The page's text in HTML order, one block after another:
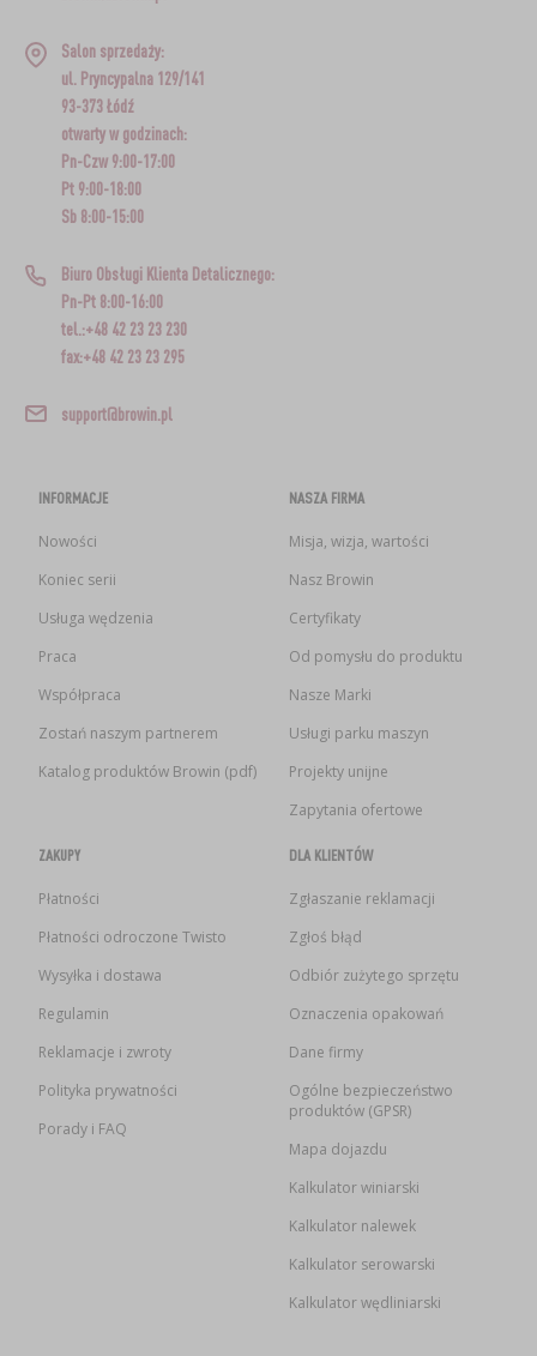
Salon sprzedaży:
ul. Pryncypalna 129/141
93-373 Łódź
otwarty w godzinach:
Pn-Czw 9:00-17:00
Pt 9:00-18:00
Sb 8:00-15:00
Biuro Obsługi Klienta Detalicznego:
Pn-Pt 8:00-16:00
tel.:+48 42 23 23 230
fax:+48 42 23 23 295
support@browin.pl
INFORMACJE
Nowości
Koniec serii
Usługa wędzenia
Praca
Współpraca
Zostań naszym partnerem
Katalog produktów Browin (pdf)
NASZA FIRMA
Misja, wizja, wartości
Nasz Browin
Certyfikaty
Od pomysłu do produktu
Nasze Marki
Usługi parku maszyn
Projekty unijne
Zapytania ofertowe
ZAKUPY
Płatności
Płatności odroczone Twisto
Wysyłka i dostawa
Regulamin
Reklamacje i zwroty
Polityka prywatności
Porady i FAQ
DLA KLIENTÓW
Zgłaszanie reklamacji
Zgłoś błąd
Odbiór zużytego sprzętu
Oznaczenia opakowań
Dane firmy
Ogólne bezpieczeństwo
produktów (GPSR)
Mapa dojazdu
Kalkulator winiarski
Kalkulator nalewek
Kalkulator serowarski
Kalkulator wędliniarski